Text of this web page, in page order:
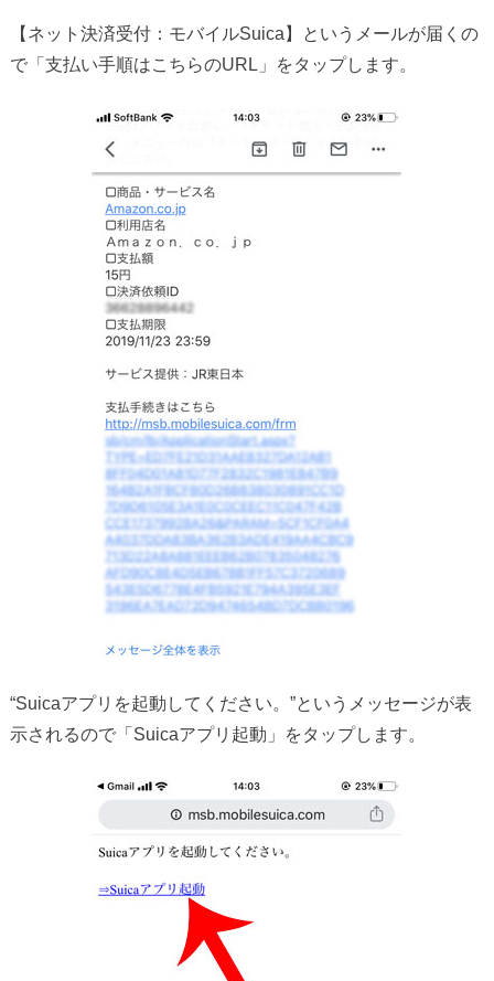
【ネット決済受付：モバイルSuica】というメールが届くの
で「支払い手順はこちらのURL」をタップします。
“Suicaアプリを起動してください。”というメッセージが表
示されるので「Suicaアプリ起動」をタップします。